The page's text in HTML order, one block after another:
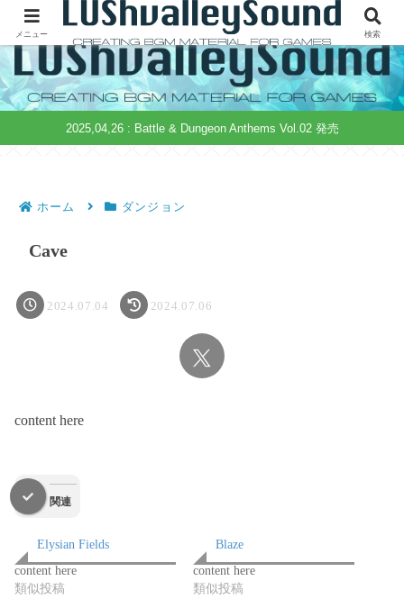
ゲーム制作用音源の無料配布&販売 | 著作権フリー | 商用可
2025,04,26 : Battle & Dungeon Anthems Vol.02 発売
ホーム ダンジョン
Cave
2024.07.04 2024.07.06
content here
関連
Elysian Fields
content here
類似投稿
Blaze
content here
類似投稿
メニュー 検索